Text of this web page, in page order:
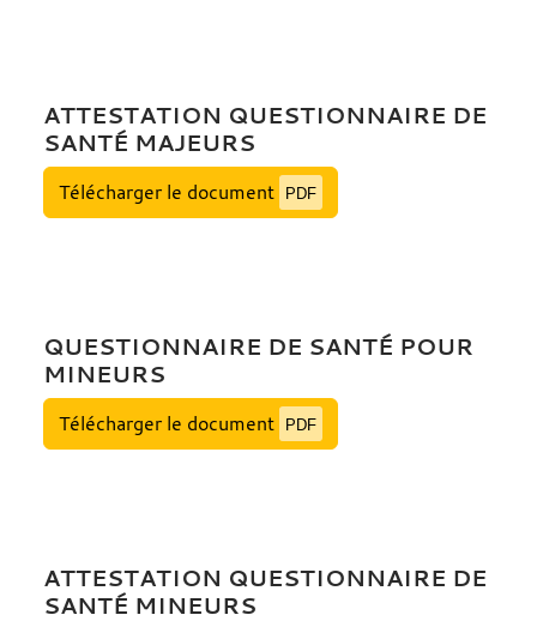
ATTESTATION QUESTIONNAIRE DE
SANTÉ MAJEURS
Télécharger le document PDF
QUESTIONNAIRE DE SANTÉ POUR
MINEURS
Télécharger le document PDF
ATTESTATION QUESTIONNAIRE DE
SANTÉ MINEURS